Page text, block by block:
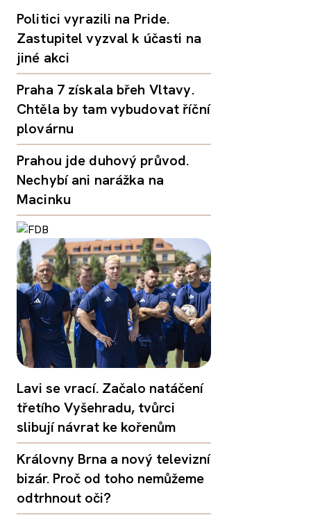
Politici vyrazili na Pride.
Zastupitel vyzval k účasti na
jiné akci
Praha 7 získala břeh Vltavy.
Chtěla by tam vybudovat říční
plovárnu
Prahou jde duhový průvod.
Nechybí ani narážka na
Macinku
Lavi se vrací. Začalo natáčení
třetího Vyšehradu, tvůrci
slibují návrat ke kořenům
Královny Brna a nový televizní
bizár. Proč od toho nemůžeme
odtrhnout oči?